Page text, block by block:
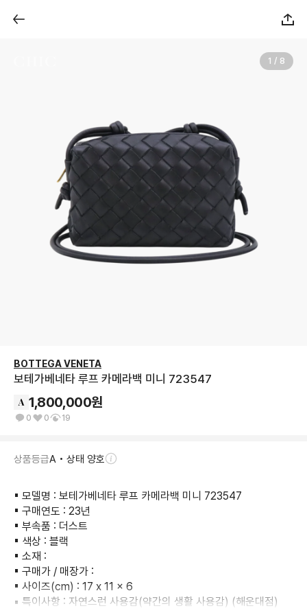
1 / 8
BOTTEGA VENETA
보테가베네타 루프 카메라백 미니 723547
1,800,000원
0 0 19
상품등급A • 상태 양호
▪︎ 모델명 : 보테가베네타 루프 카메라백 미니 723547
▪︎ 구매연도 : 23년
▪︎ 부속품 : 더스트
▪︎ 색상 : 블랙
▪︎ 소재 :
▪︎ 구매가 / 매장가 :
▪︎ 사이즈(cm) : 17 x 11 x 6
▪︎ 특이사항 : 자연스런 사용감(약간의 생활 사용감) (해운대점)